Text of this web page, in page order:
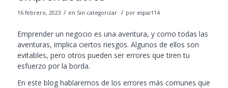
16 febrero, 2023 / en Sin categorizar / por espai114
Emprender un negocio es una aventura, y como todas las
aventuras, implica ciertos riesgos. Algunos de ellos son
evitables, pero otros pueden ser errores que tiren tu
esfuerzo por la borda.
En este blog hablaremos de los errores más comunes que